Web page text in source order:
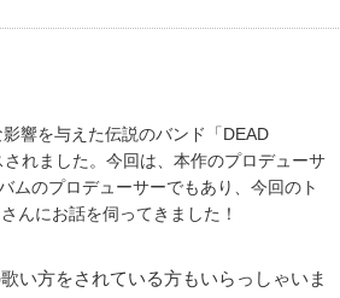
響を与えた伝説のバンド「DEAD
れました。今回は、本作のプロデューサ
ムのプロデューサーでもあり、今回のト
んにお話を伺ってきました！
方をされている方もいらっしゃいま